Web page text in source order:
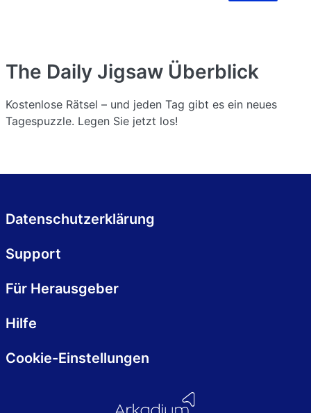
The Daily Jigsaw Überblick
Kostenlose Rätsel – und jeden Tag gibt es ein neues
Tagespuzzle. Legen Sie jetzt los!
Datenschutzerklärung
Support
Für Herausgeber
Hilfe
Cookie-Einstellungen